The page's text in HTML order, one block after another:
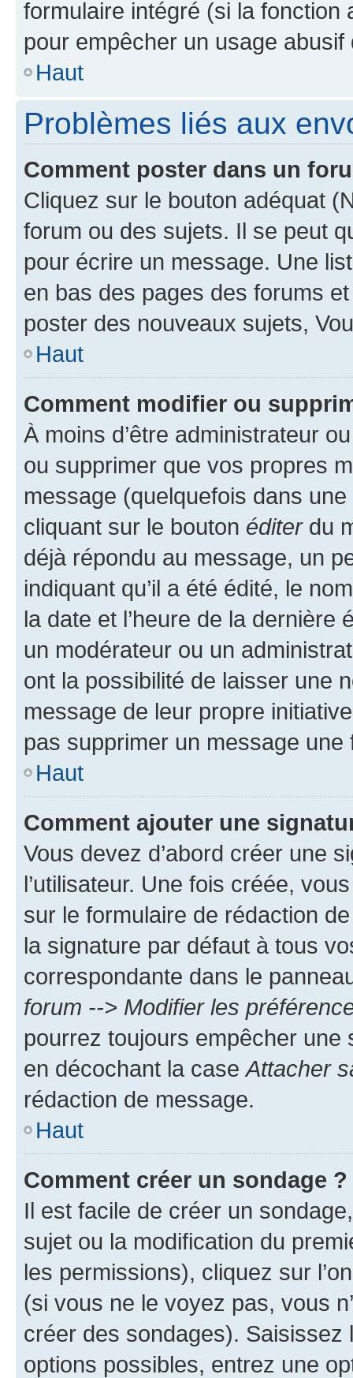
formulaire intégré (si la fonction
pour empêcher un usage
Haut
Problèmes liés aux
Comment poster dans un
Cliquez sur le bouton adéquat
forum ou des sujets. Il se peut
pour écrire un message. Une
en bas des pages des forums
poster des nouveaux sujets,
Haut
Comment modifier ou
À moins d’être administrateur
ou supprimer que vos propres
message (quelquefois dans
cliquant sur le bouton éditerdu
déjà répondu au message, un
indiquant qu’il a été édité, le
la date et l’heure de la dernière
un modérateur ou un
ont la possibilité de laisser une
message de leur propre
pas supprimer un message une
Haut
Comment ajouter une
Vous devez d’abord créer une
l’utilisateur. Une fois créée,
sur le formulaire de rédaction
la signature par défaut à tous
correspondante dans le
forum --> Modifier les
pourrez toujours empêcher une
en décochant la case Attacher
rédaction de message.
Haut
Comment créer un sondage ?
Il est facile de créer un
sujet ou la modification du
les permissions), cliquez sur
(si vous ne le voyez pas, vous
créer des sondages).
options possibles, entrez une